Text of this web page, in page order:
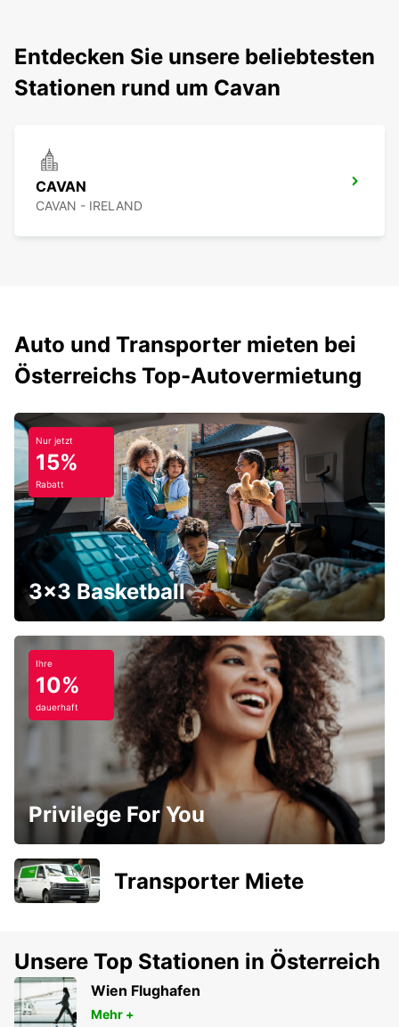
Entdecken Sie unsere beliebtesten
Stationen rund um Cavan
CAVAN
CAVAN - IRELAND
Auto und Transporter mieten bei
Österreichs Top-Autovermietung
Nur jetzt
15%
Rabatt
3x3 Basketball
Ihre
10%
dauerhaft
Privilege For You
Transporter Miete
Unsere Top Stationen in Österreich
Wien Flughafen
Mehr +